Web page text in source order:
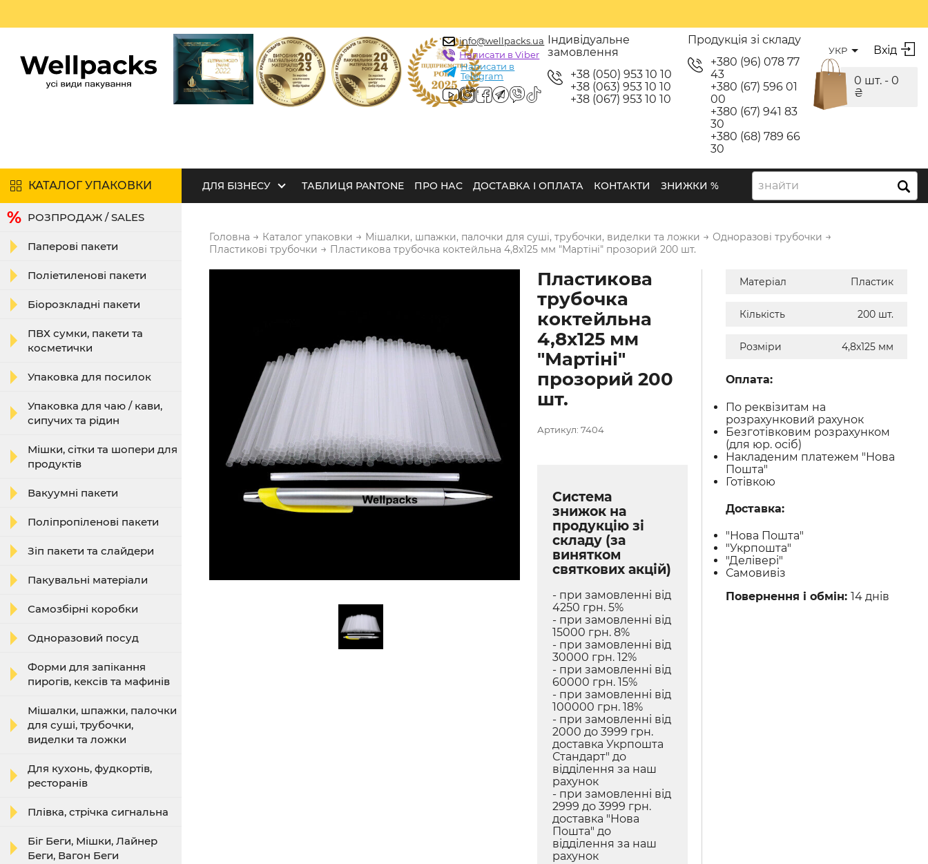
info@wellpacks.ua
Написати в Viber
Написати в
Telegram
Індивідуальне
замовлення
+38 (050) 953 10 10
+38 (063) 953 10 10
+38 (067) 953 10 10
Продукція зі складу
+380 (96) 078 77
43
+380 (67) 596 01
00
+380 (67) 941 83
30
+380 (68) 789 66
30
УКР Вхід
0 шт. - 0
₴
КАТАЛОГ УПАКОВКИ ДЛЯ БІЗНЕСУ ТАБЛИЦЯ PANTONE ПРО НАС ДОСТАВКА І ОПЛАТА КОНТАКТИ ЗНИЖКИ % знайти
РОЗПРОДАЖ / SALES
Паперові пакети
Поліетиленові пакети
Біорозкладні пакети
ПВХ сумки, пакети та
косметички
Упаковка для посилок
Упаковка для чаю / кави,
сипучих та рідин
Мішки, сітки та шопери для
продуктів
Вакуумні пакети
Поліпропіленові пакети
Зіп пакети та слайдери
Пакувальні матеріали
Самозбірні коробки
Одноразовий посуд
Форми для запікання
пирогів, кексів та мафинів
Мішалки, шпажки, палочки
для суші, трубочки,
виделки та ложки
Для кухонь, фудкортів,
ресторанів
Плівка, стрічка сигнальна
Біг Беги, Мішки, Лайнер
Беги, Вагон Беги
Головна → Каталог упаковки → Мішалки, шпажки, палочки для суші, трубочки, виделки та ложки → Одноразові трубочки →
Пластикові трубочки → Пластикова трубочка коктейльна 4,8х125 мм "Мартіні" прозорий 200 шт.
Пластикова
трубочка
коктейльна
4,8х125 мм
"Мартіні"
прозорий 200
шт.
Артикул: 7404
Система
знижок на
продукцію зі
складу (за
винятком
святкових акцій)
- при замовленні від
4250 грн. 5%
- при замовленні від
15000 грн. 8%
- при замовленні від
30000 грн. 12%
- при замовленні від
60000 грн. 15%
- при замовленні від
100000 грн. 18%
- при замовленні від
2000 до 3999 грн.
доставка Укрпошта
Стандарт" до
відділення за наш
рахунок
- при замовленні від
2999 до 3999 грн.
доставка "Нова
Пошта" до
відділення за наш
рахунок
Матеріал Пластик
Кількість 200 шт.
Розміри 4,8х125 мм
Оплата:
По реквізитам на
розрахунковий рахунок
Безготівковим розрахунком
(для юр. осіб)
Накладеним платежем "Нова
Пошта"
Готівкою
Доставка:
"Нова Пошта"
"Укрпошта"
"Делівері"
Самовивіз
Повернення і обмін:14 днів